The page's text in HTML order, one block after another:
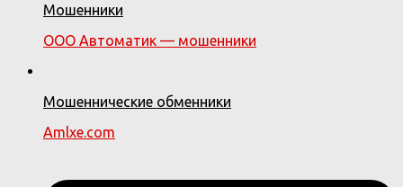
Мошенники
ООО Автоматик — мошенники
Мошеннические обменники
Amlxe.com